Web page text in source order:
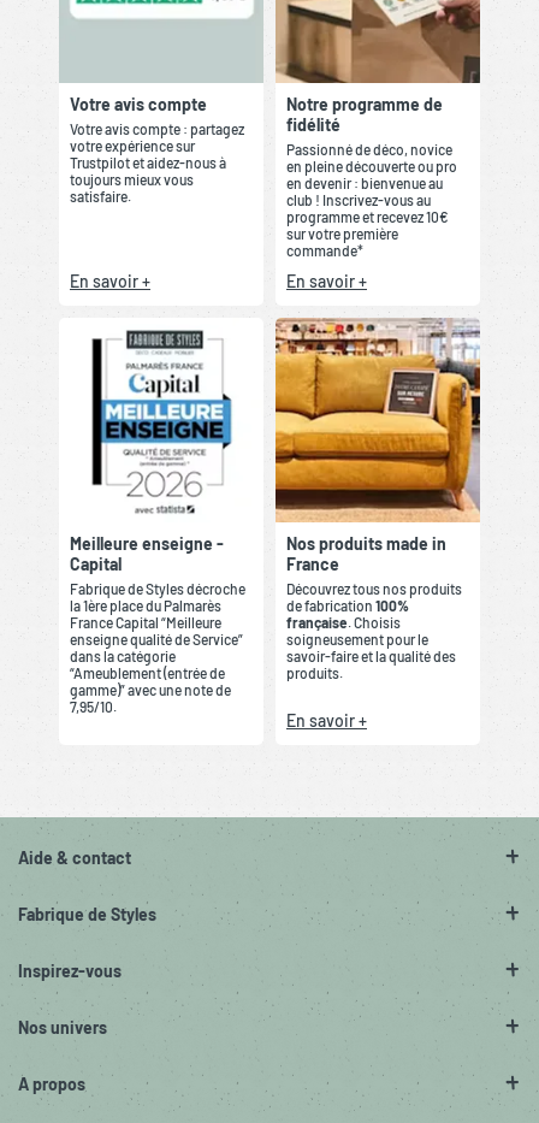
Votre avis compte
Votre avis compte : partagez
votre expérience sur
Trustpilot et aidez-nous à
toujours mieux vous
satisfaire.
En savoir +
Notre programme de
fidélité
Passionné de déco, novice
en pleine découverte ou pro
en devenir : bienvenue au
club ! Inscrivez-vous au
programme et recevez 10€
sur votre première
commande*
En savoir +
Meilleure enseigne -
Capital
Fabrique de Styles décroche
la 1ère place du Palmarès
France Capital “Meilleure
enseigne qualité de Service”
dans la catégorie
“Ameublement (entrée de
gamme)” avec une note de
7,95/10.
Nos produits made in
France
Découvrez tous nos produits
de fabrication 100%
française . Choisis
soigneusement pour le
savoir-faire et la qualité des
produits.
En savoir +
Aide & contact
Fabrique de Styles
Inspirez-vous
Nos univers
A propos